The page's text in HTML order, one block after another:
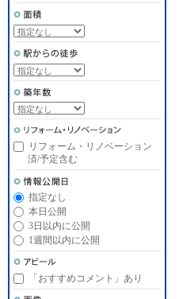
リフォーム・リノベーション
済/予定含む
指定なし
本日公開
3日以内に公開
1週間以内に公開
「おすすめコメント」あり